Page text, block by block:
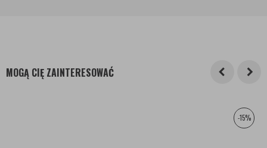
MOGĄ CIĘ ZAINTERESOWAĆ
-15%